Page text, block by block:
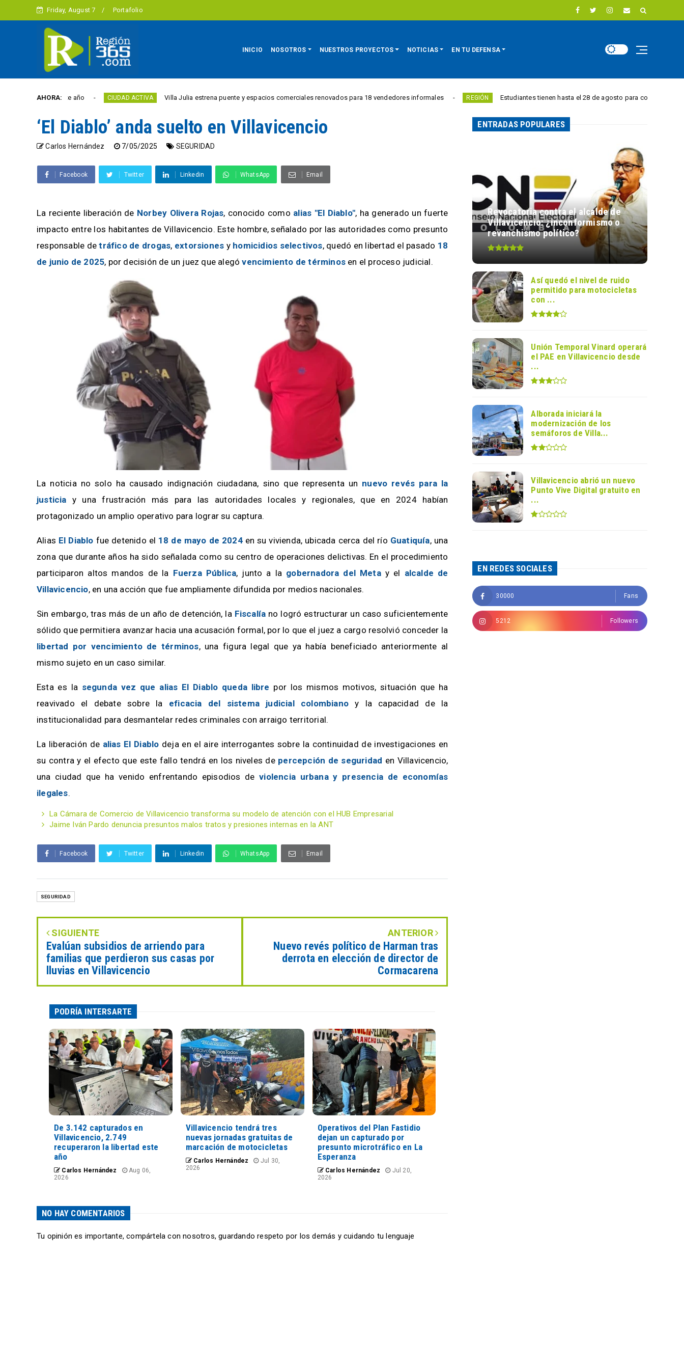
Friday, August 7 Portafolio
INICIO NOSOTROS NUESTROS PROYECTOS NOTICIAS EN TU DEFENSA
AHORA:
libertad este año CIUDAD ACTIVA Villa Julia estrena puente y espacios comerciales renovados para 18 vendedores informales REGIÓN Estudiantes tienen hasta el 28 de agosto para competir por 10.000
‘El Diablo’ anda suelto en Villavicencio
Carlos Hernández 7/05/2025 SEGURIDAD
Facebook Twitter Linkedin WhatsApp Email
La reciente liberación de Norbey Olivera Rojas, conocido como alias "El Diablo", ha generado un fuerte
impacto entre los habitantes de Villavicencio. Este hombre, señalado por las autoridades como presunto
responsable detráfico de drogas, extorsiones y homicidios selectivos, quedó en libertad el pasado 18
de junio de 2025, por decisión de un juez que alegóvencimiento de términos en el proceso judicial.
La noticia no solo ha causado indignación ciudadana, sino que representa un nuevo revés para la
justicia y una frustración más para las autoridades locales y regionales, que en 2024 habían
protagonizado un amplio operativo para lograr su captura.
Alias El Diablo fue detenido el 18 de mayo de 2024en su vivienda, ubicada cerca del río Guatiquía, una
zona que durante años ha sido señalada como su centro de operaciones delictivas. En el procedimiento
participaron altos mandos de la Fuerza Pública, junto a la gobernadora del Metay el alcalde de
Villavicencio, en una acción que fue ampliamente difundida por medios nacionales.
Sin embargo, tras más de un año de detención, la Fiscalía no logró estructurar un caso suficientemente
sólido que permitiera avanzar hacia una acusación formal, por lo que el juez a cargo resolvió conceder la
libertad por vencimiento de términos, una figura legal que ya había beneficiado anteriormente al
mismo sujeto en un caso similar.
Esta es la segunda vez que alias El Diablo queda libre por los mismos motivos, situación que ha
reavivado el debate sobre la eficacia del sistema judicial colombiano y la capacidad de la
institucionalidad para desmantelar redes criminales con arraigo territorial.
La liberación de alias El Diablo deja en el aire interrogantes sobre la continuidad de investigaciones en
su contra y el efecto que este fallo tendrá en los niveles de percepción de seguridad en Villavicencio,
una ciudad que ha venido enfrentando episodios deviolencia urbana y presencia de economías
ilegales.
La Cámara de Comercio de Villavicencio transforma su modelo de atención con el HUB Empresarial
Jaime Iván Pardo denuncia presuntos malos tratos y presiones internas en la ANT
Facebook Twitter Linkedin WhatsApp Email
SEGURIDAD
SIGUIENTE
Evalúan subsidios de arriendo para
familias que perdieron sus casas por
lluvias en Villavicencio
ANTERIOR
Nuevo revés político de Harman tras
derrota en elección de director de
Cormacarena
PODRÍA INTERSARTE
De 3.142 capturados en
Villavicencio, 2.749
recuperaron la libertad este
año
Carlos Hernández
Aug 06,
2026
Villavicencio tendrá tres
nuevas jornadas gratuitas de
marcación de motocicletas
Carlos Hernández
Jul 30,
2026
Operativos del Plan Fastidio
dejan un capturado por
presunto microtráfico en La
Esperanza
Carlos Hernández
Jul 20,
2026
NO HAY COMENTARIOS
Tu opinión es importante, compártela con nosotros, guardando respeto por los demás y cuidando tu lenguaje
ENTRADAS POPULARES
Revocatoria contra el alcalde de
Villavicencio: ¿inconformismo o
revanchismo político?
Así quedó el nivel de ruido
permitido para motocicletas
con ...
Unión Temporal Vinard operará
el PAE en Villavicencio desde
...
Alborada iniciará la
modernización de los
semáforos de Villa...
Villavicencio abrió un nuevo
Punto Vive Digital gratuito en
...
EN REDES SOCIALES
30000 Fans
5212 Followers